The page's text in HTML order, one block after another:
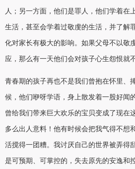
人；另一方面，他们是罪人，他们学着在
生活，甚至会学着过敬虔的生活，并了解
化对家长有极大的影响。如果父母不以敬
应，那么有一天他们会对孩子心生怨恨就
青春期的孩子再也不是我们曾抱在怀里、
候，他们咿呀学语，身上散发着一股好闻
曾给我们带来巨大欢乐的宝贝变成了现在
多么出人意料！他有时候会把我气得不想
活搅得一团糟。我讨厌自己的世界被弄得
是可预期、可掌控的，失去原先的安逸和